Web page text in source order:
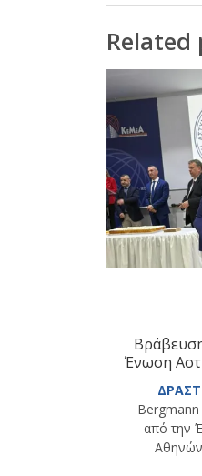
Related
Ένωση
Bergmann
από την
Αθηνών